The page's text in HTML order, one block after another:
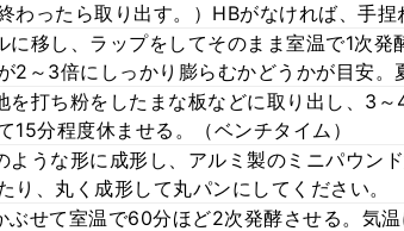
わったら取り出す。）HBがなければ、手捏
移し、ラップをしてそのまま室温で1次発
2～3倍にしっかり膨らむかどうかが目安。
打ち粉をしたまな板などに取り出し、3
15分程度休ませる。（ベンチタイム）
うな形に成形し、アルミ製のミニパウン
り、丸く成形して丸パンにしてください。
せて室温で60分ほど2次発酵させる。気温